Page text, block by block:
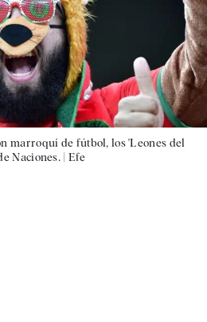
marroquí de fútbol, los 'Leones del
Naciones. | Efe